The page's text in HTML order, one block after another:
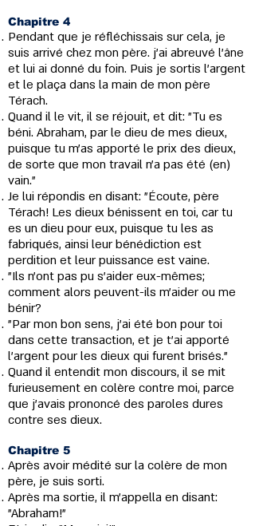
Chapitre 4
Pendant que je réfléchissais sur cela, je
suis arrivé chez mon père. j'ai abreuvé l'âne
et lui ai donné du foin. Puis je sortis l'argent
et le plaça dans la main de mon père
Térach.
Quand il le vit, il se réjouit, et dit: "Tu es
béni. Abraham, par le dieu de mes dieux,
puisque tu m'as apporté le prix des dieux,
de sorte que mon travail n'a pas été (en)
vain."
Je lui répondis en disant: "Écoute, père
Térach! Les dieux bénissent en toi, car tu
es un dieu pour eux, puisque tu les as
fabriqués, ainsi leur bénédiction est
perdition et leur puissance est vaine.
"Ils n'ont pas pu s'aider eux-mêmes;
comment alors peuvent-ils m’aider ou me
bénir?
"Par mon bon sens, j’ai été bon pour toi
dans cette transaction, et je t’ai apporté
l’argent pour les dieux qui furent brisés."
Quand il entendit mon discours, il se mit
furieusement en colère contre moi, parce
que j'avais prononcé des paroles dures
contre ses dieux.
Chapitre 5
Après avoir médité sur la colère de mon
père, je suis sorti.
Après ma sortie, il m’appella en disant:
"Abraham!"